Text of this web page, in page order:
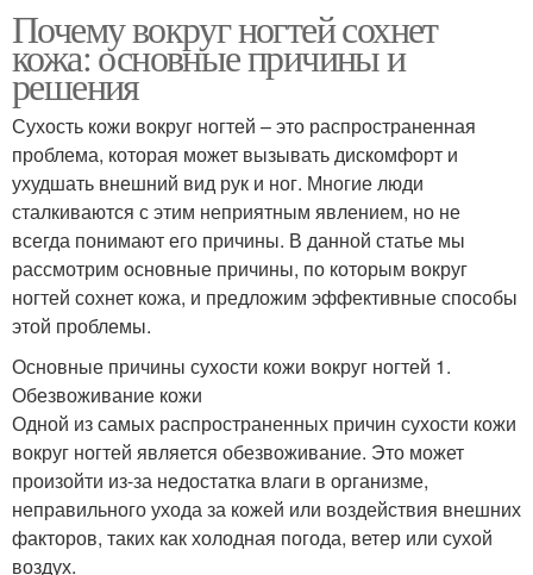
Почему вокруг ногтей сохнет
кожа: основные причины и
решения
Сухость кожи вокруг ногтей – это распространенная
проблема, которая может вызывать дискомфорт и
ухудшать внешний вид рук и ног. Многие люди
сталкиваются с этим неприятным явлением, но не
всегда понимают его причины. В данной статье мы
рассмотрим основные причины, по которым вокруг
ногтей сохнет кожа, и предложим эффективные способы
этой проблемы.
Основные причины сухости кожи вокруг ногтей 1.
Обезвоживание кожи
Одной из самых распространенных причин сухости кожи
вокруг ногтей является обезвоживание. Это может
произойти из-за недостатка влаги в организме,
неправильного ухода за кожей или воздействия внешних
факторов, таких как холодная погода, ветер или сухой
воздух.